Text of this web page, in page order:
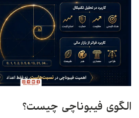
الگوی فیبوناچی چیست؟